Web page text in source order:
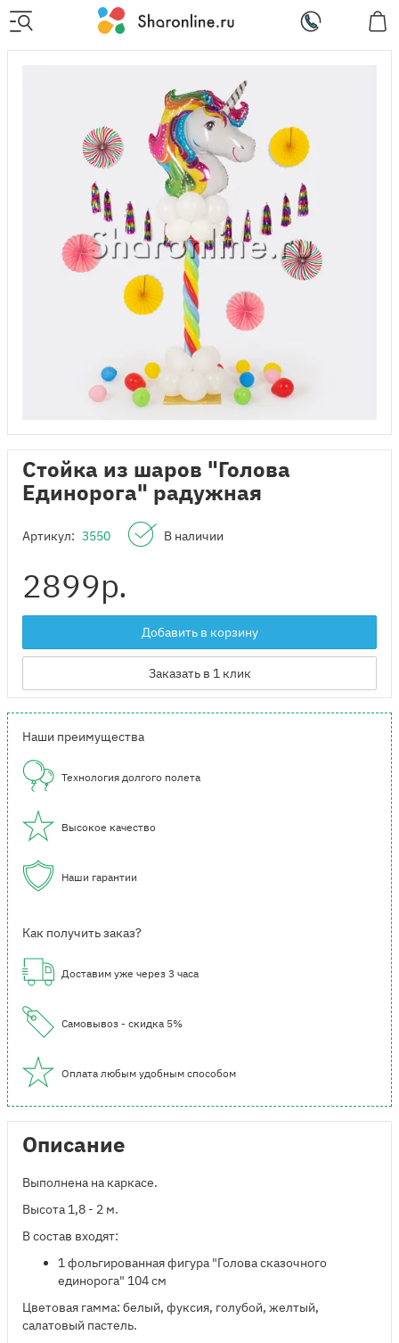
Стойка из шаров "Голова
Единорога" радужная
Артикул: 3550 В наличии
2899р.
Добавить в корзину
Заказать в 1 клик
Наши преимущества
Технология долгого полета
Высокое качество
Наши гарантии
Как получить заказ?
Доставим уже через 3 часа
Самовывоз - скидка 5%
Оплата любым удобным способом
Описание
Выполнена на каркасе.
Высота 1,8 - 2 м.
В состав входят:
​1 фольгированная фигура "Голова сказочного
единорога" 104 см
Цветовая гамма: белый, фуксия, голубой, желтый,
салатовый пастель.